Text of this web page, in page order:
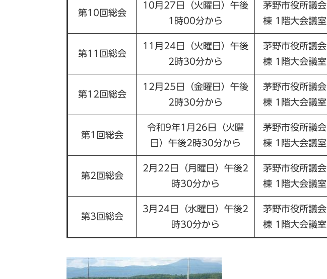
第10回総会
10月27日（火曜日）午後
1時00分から
茅野市役所議会
棟 1階大会議室
第11回総会
11月24日（火曜日）午後
2時30分から
茅野市役所議会
棟 1階大会議室
第12回総会
12月25日（金曜日）午後
2時30分から
茅野市役所議会
棟 1階大会議室
第1回総会
令和9年1月26日（火曜
日）午後2時30分から
茅野市役所議会
棟 1階大会議室
第2回総会
2月22日（月曜日）午後2
時30分から
茅野市役所議会
棟 1階大会議室
第3回総会
3月24日（水曜日）午後2
時30分から
茅野市役所議会
棟 1階大会議室